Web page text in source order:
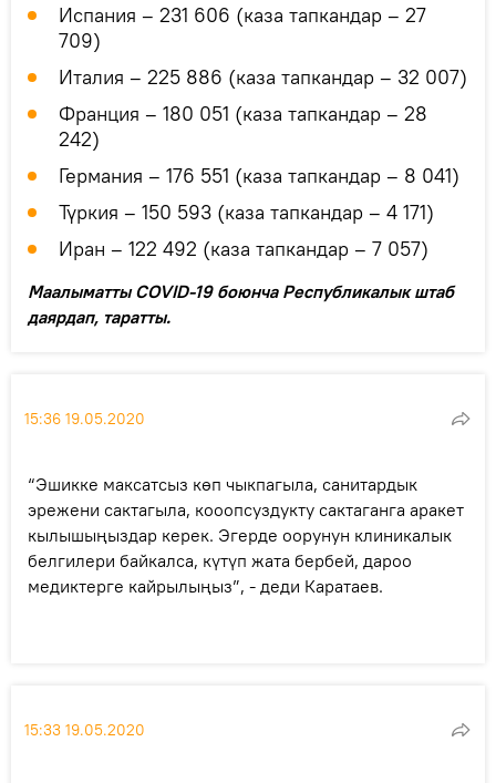
Испания – 231 606 (каза тапкандар – 27
709)
Италия – 225 886 (каза тапкандар – 32 007)
Франция – 180 051 (каза тапкандар – 28
242)
Германия – 176 551 (каза тапкандар – 8 041)
Түркия – 150 593 (каза тапкандар – 4 171)
Иран – 122 492 (каза тапкандар – 7 057)
Маалыматты COVID-19 боюнча Республикалык штаб
даярдап, таратты.
15:36 19.05.2020
“Эшикке максатсыз көп чыкпагыла, санитардык
эрежени сактагыла, кооопсуздукту сактаганга аракет
кылышыңыздар керек. Эгерде оорунун клиникалык
белгилери байкалса, күтүп жата бербей, дароо
медиктерге кайрылыңыз”, - деди Каратаев.
15:33 19.05.2020